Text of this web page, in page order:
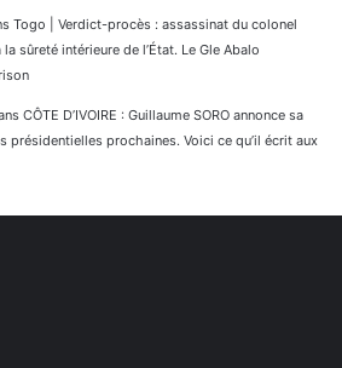
Togo | Verdict-procès : assassinat du colonel
sûreté intérieure de l’État. Le Gle Abalo
CÔTE D’IVOIRE : Guillaume SORO annonce sa
présidentielles prochaines. Voici ce qu’il écrit aux